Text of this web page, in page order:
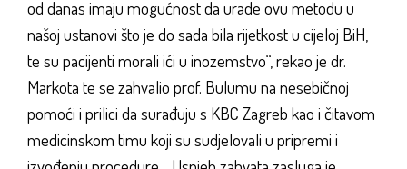
od danas imaju mogućnost da urade ovu metodu u
našoj ustanovi što je do sada bila rijetkost u cijeloj BiH,
te su pacijenti morali ići u inozemstvo“, rekao je dr.
Markota te se zahvalio prof. Bulumu na nesebičnoj
pomoći i prilici da surađuju s KBC Zagreb kao i čitavom
medicinskom timu koji su sudjelovali u pripremi i